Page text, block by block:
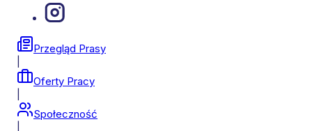
Przegląd Prasy
Oferty Pracy
Społeczność